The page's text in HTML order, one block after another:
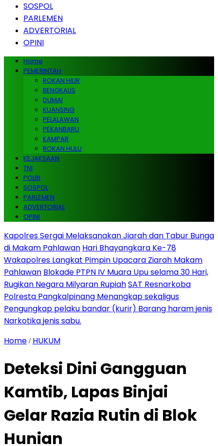
SOSPOL
PARLEMEN
ADVERTORIAL
OPINI
Home
PEMERINTAH
ROKAN HILIR
BENGKALIS
DUMAI
KUANSING
PELALAWAN
PEKANBARU
KAMPAR
ROKAN HULU
KEJAKSAAN
TNI
POLRI
SOSPOL
PARLEMEN
ADVERTORIAL
OPINI
Kapolres Sergai Melaksanakan Jiarah dan Tabur Bunga
di Makam Pahlawan Hari Bhayangkara Ke-78
Wakapolres Langkat Pimpin Upacara Ziarah Makam
Pahlawan Blokade PTPN IV Muara Upu selama 30 Hari,
Rugikan Negara Milyaran RupiahSAT Resnarkoba
Polresta Pangkalpinang Menangkap sekaligus
Pengungkap pelaku bandar (kurir) Barang haram jenis
Narkotika jenis sabu.
Home / HUKUM
Deteksi Dini Gangguan
Kamtib, Lapas Binjai
Gelar Razia Rutin di Blok
Hunian